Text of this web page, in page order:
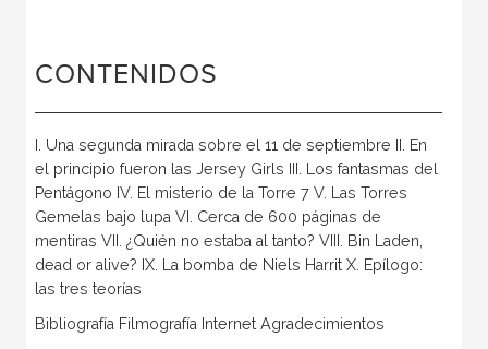
CONTENIDOS
I. Una segunda mirada sobre el 11 de septiembre II. En
el principio fueron las Jersey Girls III. Los fantasmas del
Pentágono IV. El misterio de la Torre 7 V. Las Torres
Gemelas bajo lupa VI. Cerca de 600 páginas de
mentiras VII. ¿Quién no estaba al tanto? VIII. Bin Laden,
dead or alive? IX. La bomba de Niels Harrit X. Epílogo:
las tres teorías
Bibliografía Filmografía Internet Agradecimientos